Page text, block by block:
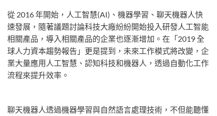
從 2016 年開始，人工智慧(AI)、機器學習、聊天機器人快
速發展，隨著議題討論科技大廠紛紛開始投入研發人工智能
相關產品，導入相關產品的企業也逐漸增加。在「2019 全
球人力資本趨勢報告」更是提到，未來工作模式將改變，企
業大量應用人工智慧、認知科技和機器人，透過自動化工作
流程來提升效率。
聊天機器人透過機器學習與自然語言處理技術，不但能聽懂